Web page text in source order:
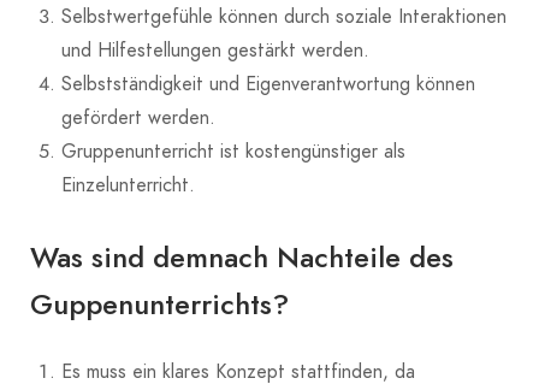
Selbstwertgefühle können durch soziale Interaktionen
und Hilfestellungen gestärkt werden.
Selbstständigkeit und Eigenverantwortung können
gefördert werden.
Gruppenunterricht ist kostengünstiger als
Einzelunterricht.
Was sind demnach Nachteile des
Guppenunterrichts?
Es muss ein klares Konzept stattfinden, da